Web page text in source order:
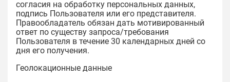
согласия на обработку персональных данных,
подпись Пользователя или его представителя.
Правообладатель обязан дать мотивированный
ответ по существу запроса/требования
Пользователя в течение 30 календарных дней со
дня его получения.
Геолокационные данные